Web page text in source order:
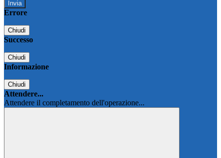
Errore
Chiudi
Successo
Chiudi
Informazione
Chiudi
Attendere...
Attendere il completamento dell'operazione...